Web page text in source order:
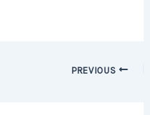
Post